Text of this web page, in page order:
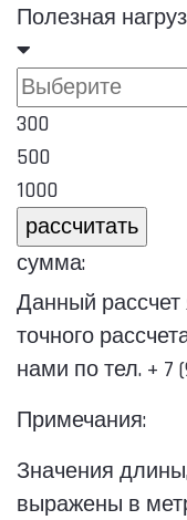
Полезная
300
500
1000
сумма:
Данный
точного
нами по тел. + 7
Примечания:
Значения
выражены в